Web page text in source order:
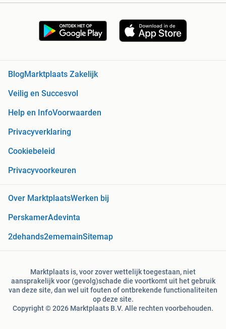
BlogMarktplaats Zakelijk
Veilig en Succesvol
Help en InfoVoorwaarden
Privacyverklaring
Cookiebeleid
Privacyvoorkeuren
Over MarktplaatsWerken bij
PerskamerAdevinta
2dehands2ememainSitemap
Marktplaats is, voor zover wettelijk toegestaan, niet
aansprakelijk voor (gevolg)schade die voortkomt uit het gebruik
van deze site, dan wel uit fouten of ontbrekende functionaliteiten
op deze site.
Copyright © 2026 Marktplaats B.V. Alle rechten voorbehouden.